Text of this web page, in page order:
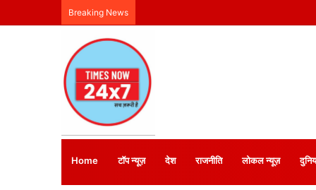
Breaking News
Home टॉप न्यूज़ देश राजनीति लोकल न्यूज़